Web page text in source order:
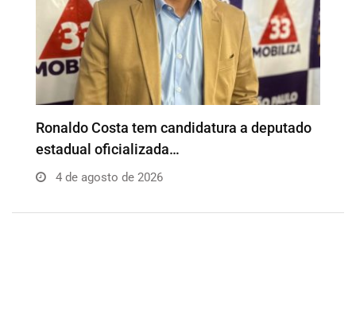
Além da Influência reúne empresários e
profissionais para…
4 de agosto de 2026